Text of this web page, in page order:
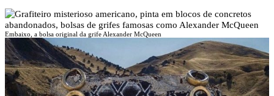
Embaixo, a bolsa original da grife Alexander McQueen